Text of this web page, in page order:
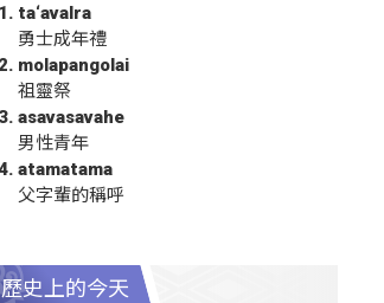
ta‘avalra
勇士成年禮
molapangolai
祖靈祭
asavasavahe
男性青年
atamatama
父字輩的稱呼
歷史上的今天